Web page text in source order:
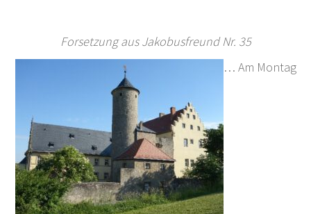
Forsetzung aus Jakobusfreund Nr. 35
… Am Montag